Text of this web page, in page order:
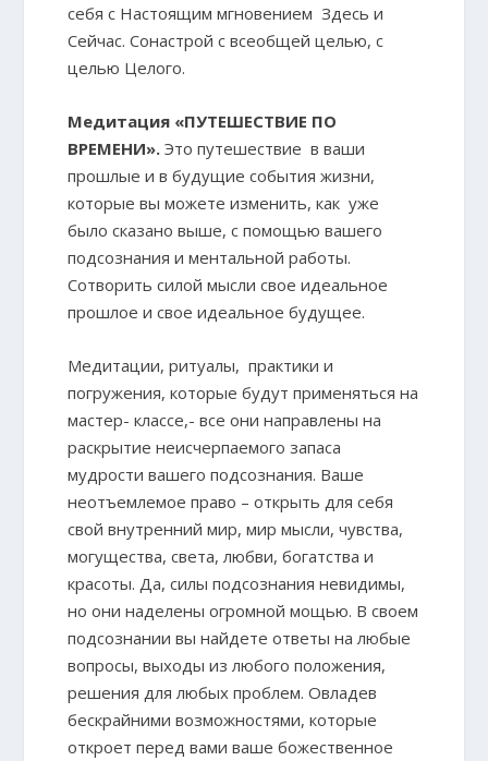
себя с Настоящим мгновением Здесь и
Сейчас. Сонастрой с всеобщей целью, с
целью Целого.
Медитация «ПУТЕШЕСТВИЕ ПО
ВРЕМЕНИ».Это путешествие в ваши
прошлые и в будущие события жизни,
которые вы можете изменить, как уже
было сказано выше, с помощью вашего
подсознания и ментальной работы.
Сотворить силой мысли свое идеальное
прошлое и свое идеальное будущее.
Медитации, ритуалы, практики и
погружения, которые будут применяться на
мастер- классе,- все они направлены на
раскрытие неисчерпаемого запаса
мудрости вашего подсознания. Ваше
неотъемлемое право – открыть для себя
свой внутренний мир, мир мысли, чувства,
могущества, света, любви, богатства и
красоты. Да, силы подсознания невидимы,
но они наделены огромной мощью. В своем
подсознании вы найдете ответы на любые
вопросы, выходы из любого положения,
решения для любых проблем. Овладев
бескрайними возможностями, которые
откроет перед вами ваше божественное